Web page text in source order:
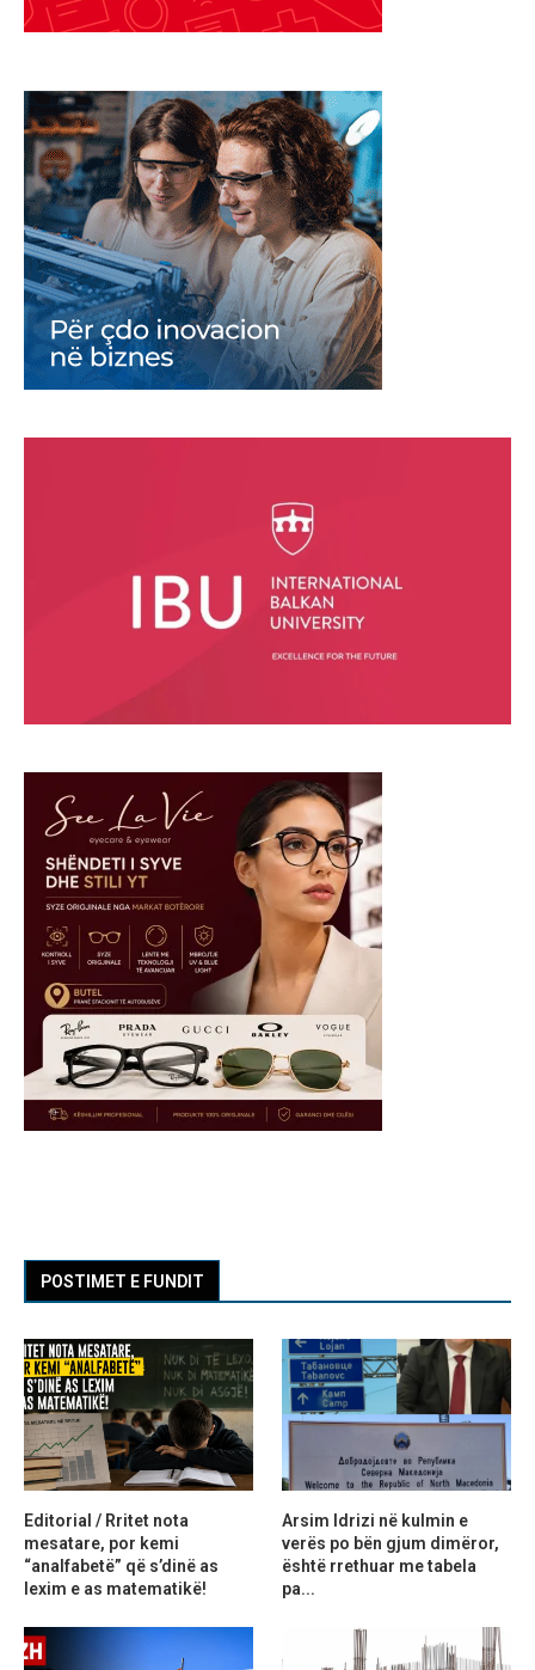
POSTIMET E FUNDIT
Editorial / Rritet nota
mesatare, por kemi
“analfabetë” që s’dinë as
lexim e as matematikë!
Arsim Idrizi në kulmin e
verës po bën gjum dimëror,
është rrethuar me tabela
pa...